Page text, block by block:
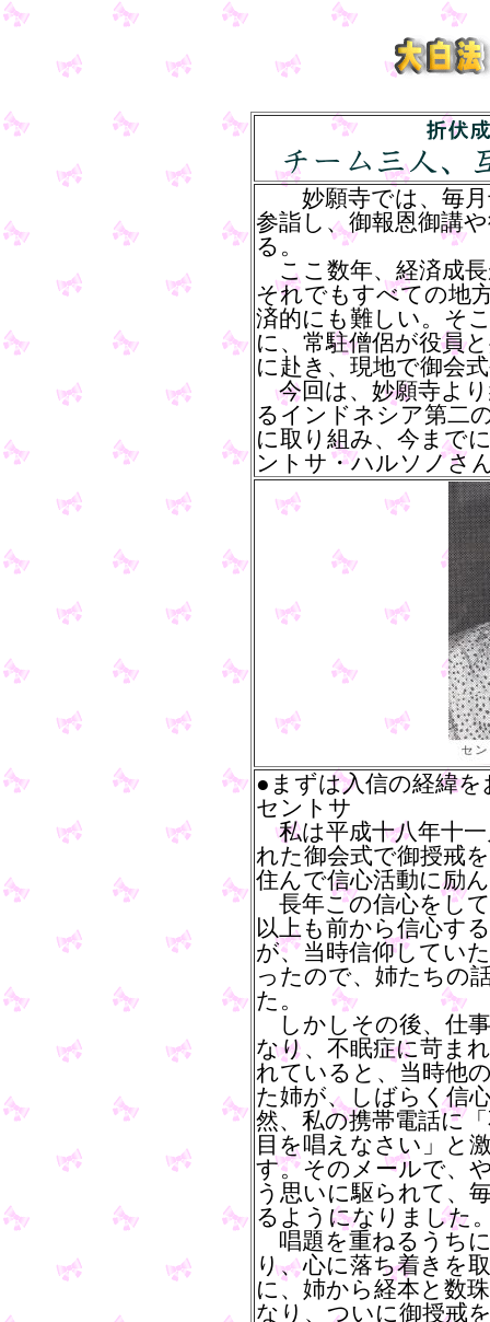
妙願寺では、毎月
参詣し、御報恩御講
る。
ここ数年、経済成
それでもすべての地
済的にも難しい。そ
に、常駐僧侶が役員
に赴き、現地で御会
今回は、妙願寺よ
るインドネシア第二
に取り組み、今まで
ントサ・ハルソノさ
●まずは入信の経緯を
セントサ
私は平成十八年十
れた御会式で御授戒
住んで信心活動に励
長年この信心をし
以上も前から信心す
が、当時信仰してい
ったので、姉たちの
た。
しかしその後、仕
なり、不眠症に苛ま
れていると、当時他
た姉が、しばらく信
然、私の携帯電話に
目を唱えなさい」と
す。そのメールで、
う思いに駆られて、
るようになりました
唱題を重ねるうち
り、心に落ち着きを
に、姉から経本と数
なり、ついに御授戒